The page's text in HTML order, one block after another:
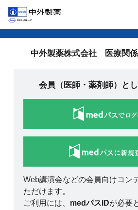
中外製薬株式会社 医療関係
会員（医師・薬剤師）と
Web講演会などの会員向けコン
ただけます。
ご利用には、 medパスIDが必要